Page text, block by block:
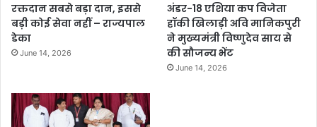
रक्तदान सबसे बड़ा दान, इससे
बड़ी कोई सेवा नहीं – राज्यपाल
डेका
June 14, 2026
अंडर-18 एशिया कप विजेता
हॉकी खिलाड़ी अवि मानिकपुरी
ने मुख्यमंत्री विष्णुदेव साय से
की सौजन्य भेंट
June 14, 2026